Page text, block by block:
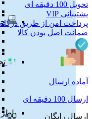
تحویل 100 دقیقه ای
پشتیبانی VIP
پرداخت امن از طریق درگاه
ضمانت اصل بودن کالا
آماده ارسال
ارسال 100 دقیقه ای
ارسال رایگان